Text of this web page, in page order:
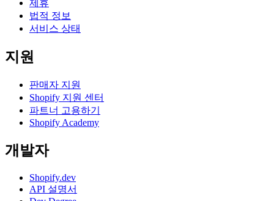
제휴
법적 정보
서비스 상태
지원
판매자 지원
Shopify 지원 센터
파트너 고용하기
Shopify Academy
개발자
Shopify.dev
API 설명서